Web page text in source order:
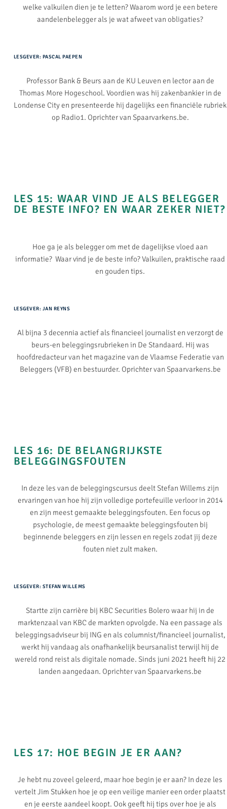
welke valkuilen dien je te letten? Waarom word je een betere
aandelenbelegger als je wat afweet van obligaties?
LESGEVER: PASCAL PAEPEN
Professor Bank & Beurs aan de KU Leuven en lector aan de
Thomas More Hogeschool. Voordien was hij zakenbankier in de
Londense City en presenteerde hij dagelijks een financiële rubriek
op Radio1. Oprichter van Spaarvarkens.be.
LES 15: WAAR VIND JE ALS BELEGGER
DE BESTE INFO? EN WAAR ZEKER NIET?
Hoe ga je als belegger om met de dagelijkse vloed aan
informatie? Waar vind je de beste info? Valkuilen, praktische raad
en gouden tips.
LESGEVER: JAN REYNS
Al bijna 3 decennia actief als financieel journalist en verzorgt de
beurs-en beleggingsrubrieken in De Standaard. Hij was
hoofdredacteur van het magazine van de Vlaamse Federatie van
Beleggers (VFB) en bestuurder. Oprichter van Spaarvarkens.be
LES 16: DE BELANGRIJKSTE
BELEGGINGSFOUTEN​
In deze les van de beleggingscursus deelt Stefan Willems zijn
ervaringen van hoe hij zijn volledige portefeuille verloor in 2014
en zijn meest gemaakte beleggingsfouten. Een focus op
psychologie, de meest gemaakte beleggingsfouten bij
beginnende beleggers en zijn lessen en regels zodat jij deze
fouten niet zult maken.
LESGEVER: STEFAN WILLEMS
Startte zijn carrière bij KBC Securities Bolero waar hij in de
marktenzaal van KBC de markten opvolgde. Na een passage als
beleggingsadviseur bij ING en als columnist/financieel journalist,
werkt hij vandaag als onafhankelijk beursanalist terwijl hij de
wereld rond reist als digitale nomade. Sinds juni 2021 heeft hij 22
landen aangedaan. Oprichter van Spaarvarkens.be
LES 17: HOE BEGIN JE ER AAN?​
Je hebt nu zoveel geleerd, maar hoe begin je er aan? In deze les
vertelt Jim Stukken hoe je op een veilige manier een order plaatst
en je eerste aandeel koopt. Ook geeft hij tips over hoe je als